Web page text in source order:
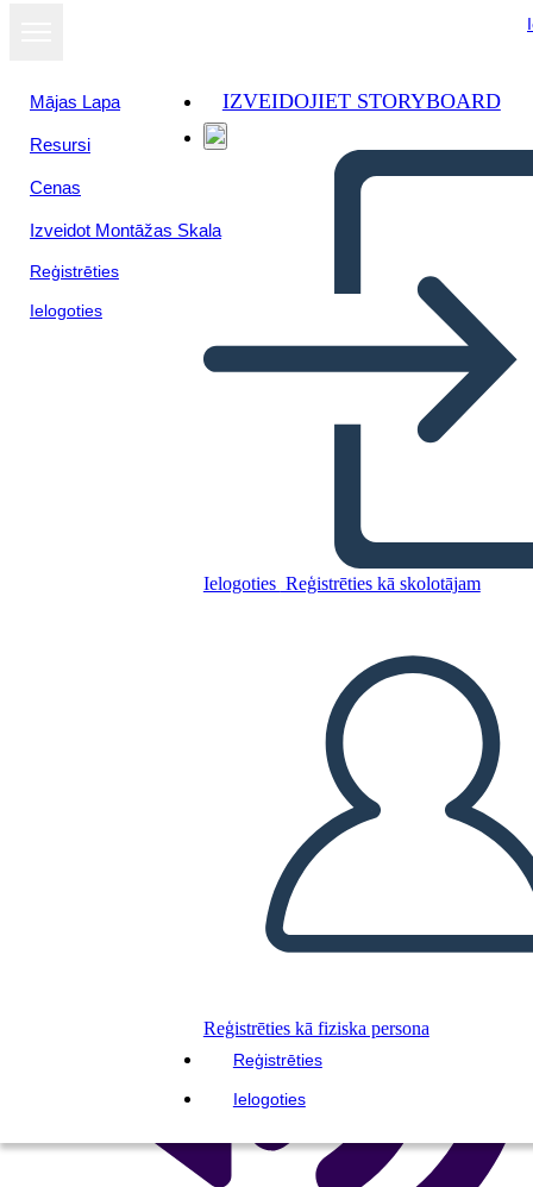
Mājas Lapa
Resursi
Cenas
Izveidot Montāžas Skala
Reģistrēties
Ielogoties
IZVEIDOJIET STORYBOARD
Ielogoties Reģistrēties kā skolotājam
Reģistrēties kā fiziska persona
Reģistrēties
Ielogoties
la Vita e le Allusioni
IZVEIDOT STĀSTU SHĒMU
ATSKAŅOT SLAIDRĀDI
IZLASI MAN